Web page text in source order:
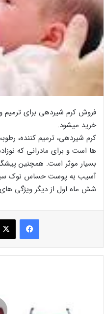
فروش کرم شیردهی برای ترمیم
خرید میشود.
کرم شیردهی، ترمیم کننده،
ها است و برای مادرانی که
بسیار موثر است. همچنین
آسیب به پوست حساس نوک
شش ماه اول از دیگر ویژگی
فیس بوک